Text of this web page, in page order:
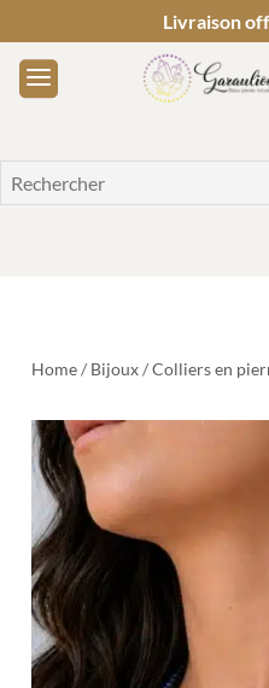
Livraison
Home/ Bijoux/Colliers en